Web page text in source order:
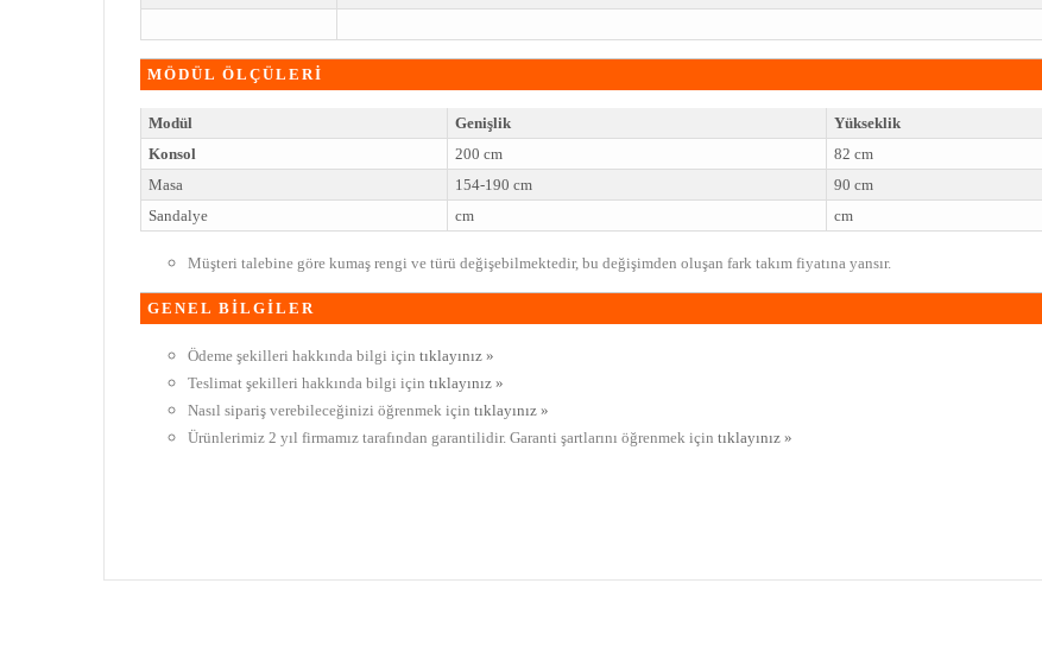
MÖDÜL ÖLÇÜLERİ
Modül Genişlik Yükseklik
Konsol
200 cm 82 cm
Masa
154-190 cm 90 cm
Sandalye
cm cm
Müşteri talebine göre kumaş rengi ve türü değişebilmektedir, bu değişimden oluşan fark takım fiyatına yansır.
GENEL BİLGİLER
Ödeme şekilleri hakkında bilgi için tıklayınız »
Teslimat şekilleri hakkında bilgi için tıklayınız »
Nasıl sipariş verebileceğinizi öğrenmek için tıklayınız »
Ürünlerimiz 2 yıl firmamız tarafından garantilidir. Garanti şartlarını öğrenmek için tıklayınız »